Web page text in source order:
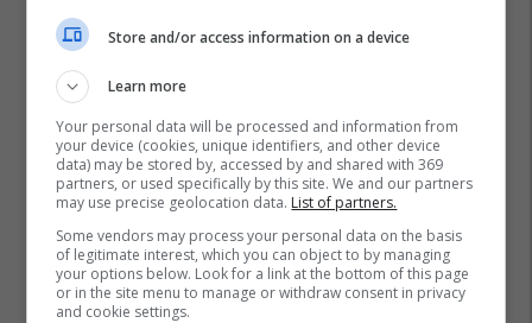
Store and/or access information on a device
Learn more
Your personal data will be processed and information from
your device (cookies, unique identifiers, and other device
data) may be stored by, accessed by and shared with 369
partners, or used specifically by this site. We and our partners
may use precise geolocation data. List of partners.
Some vendors may process your personal data on the basis
of legitimate interest, which you can object to by managing
your options below. Look for a link at the bottom of this page
or in the site menu to manage or withdraw consent in privacy
and cookie settings.